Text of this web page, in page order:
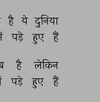
है ये दुनिया
पड़े हुए हैं
है
लेकिन
पड़े हुए हैं